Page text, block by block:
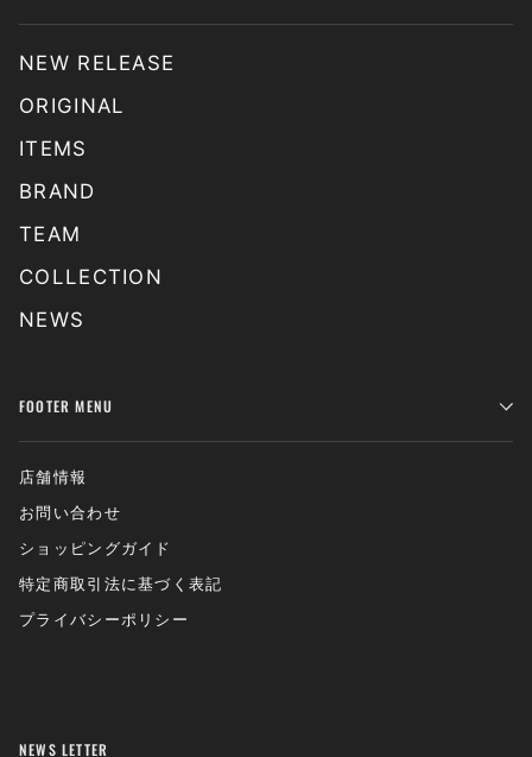
NEW RELEASE
ORIGINAL
ITEMS
BRAND
TEAM
COLLECTION
NEWS
FOOTER MENU
店舗情報
お問い合わせ
ショッピングガイド
特定商取引法に基づく表記
プライバシーポリシー
NEWS LETTER